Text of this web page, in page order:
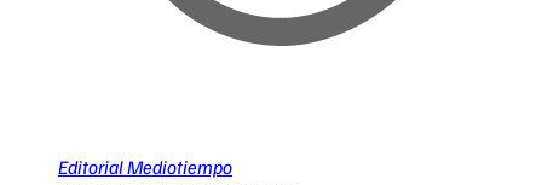
Editorial Mediotiempo